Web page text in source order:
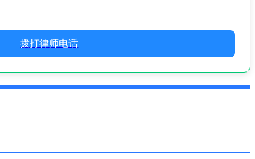
拨打律师电话